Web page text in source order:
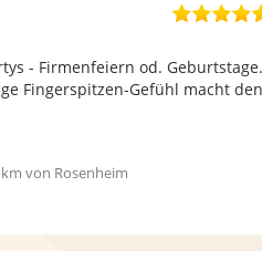
- Firmenfeiern od. Geburtstage.
Fingerspitzen-Gefühl macht den
von Rosenheim